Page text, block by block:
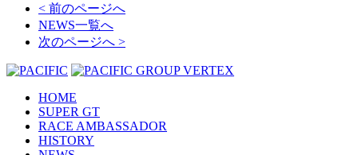
< 前のページへ
NEWS一覧へ
次のページへ >
HOME
SUPER GT
RACE AMBASSADOR
HISTORY